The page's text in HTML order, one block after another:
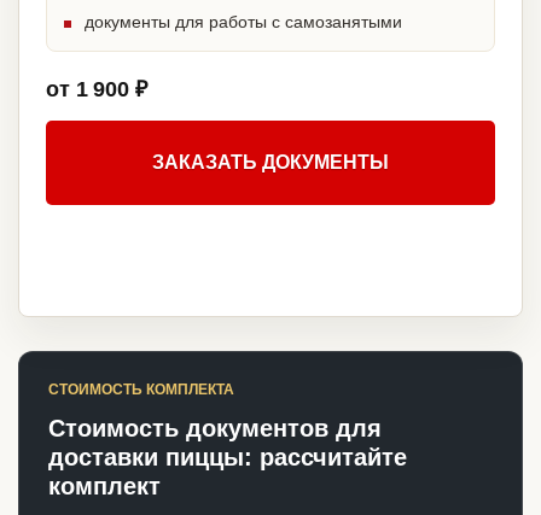
документы для работы с самозанятыми
от 1 900 ₽
ЗАКАЗАТЬ ДОКУМЕНТЫ
СТОИМОСТЬ КОМПЛЕКТА
Стоимость документов для
доставки пиццы: рассчитайте
комплект